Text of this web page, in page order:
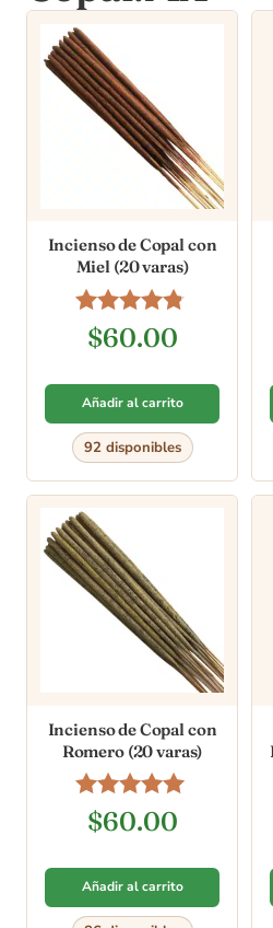
Incienso de Copal con
Miel (20 varas)
Valorado
en
de 5
$60.00
Añadir al carrito
92 disponibles
Incienso de Copal con
Romero (20 varas)
Valorado en
4.80
$60.00
Añadir al carrito